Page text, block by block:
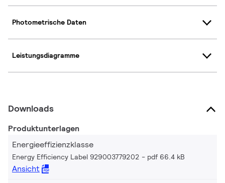
Photometrische Daten
Leistungsdiagramme
Downloads
Produktunterlagen
Energieeffizienzklasse
Energy Efficiency Label 929003779202 pdf 66.4 kB
Ansicht